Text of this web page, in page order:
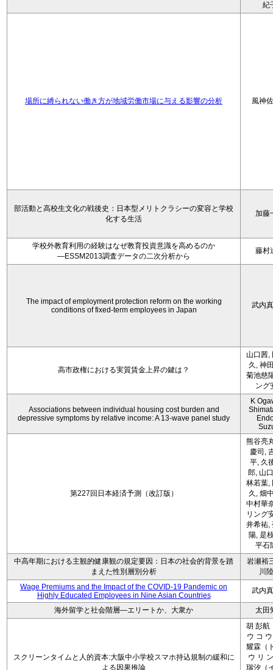
紀
場所に縛られない働き方が地域労働市場に与える影響の分析 風神
部活動と高校生文化の戦後史：日本型メリトクラシーの変容と学校
化する生活
加藤
学校外教育利用の経験はなぜ教育投資意識を高めるのか
―ESSM2013調査データの二次分析から
藤村
The impact of employment protection reform on the working
conditions of fixed-term employees in Japan
武内
高市政権における実質賃金上昇の鍵は？
山口茜,
久, 神
菊池慈
ング
Associations between individual housing cost burden and
depressive symptoms by relative income: A 13-wave panel study
K
第227回日本経済予測（改訂版）
熊谷亮
慶司,
平, 久
郎, 山
林若葉,
久, 畑
中村華
リング
井希祐,
陽, 是
平石
中高年期における主観的健康観の規定要因：日本の社会的背景を踏
まえた性別層別分析
岩瀬裕
川
Wage Premiums and the Impact of the COVID‑19 Pandemic on
Highly Educated Employees in Nine Asian Countries
武内
海外留学と社会階層―エリートか、大衆か 太田
スクリーンタイムと人的資本:大阪中小学校スマホ持込規制の緩和に
よる因果推論
胡 彭航
ウ コ
耀霖（
ウ リ
瑞汐（